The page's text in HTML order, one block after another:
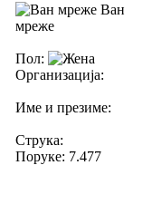
Ван
мреже
Пол:
Организација:
Име и презиме:
Струка:
Поруке: 7.477